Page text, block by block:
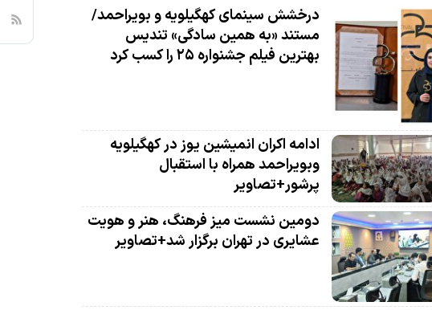
درخشش سینمای کهگیلویه و بویراحمد/
مستند «به همین سادگی» تندیس
بهترین فیلم جشنواره ۲۵ را کسب کرد
ادامه اکران انمیشین یوز در کهگیلویه
وبویراحمد همراه با استقبال
پرشور+تصاویر
دومین نشست میز فرهنگ، هنر و هویت
عشایری در تهران برگزار شد+تصاویر